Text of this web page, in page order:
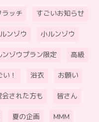
ラッチ すごいお知らせ
ンゾウ 小ルンゾウ
ンゾウプラン限定 高級
い！ 浴衣 お願い
会された方も 皆さん
夏の企画 MMM